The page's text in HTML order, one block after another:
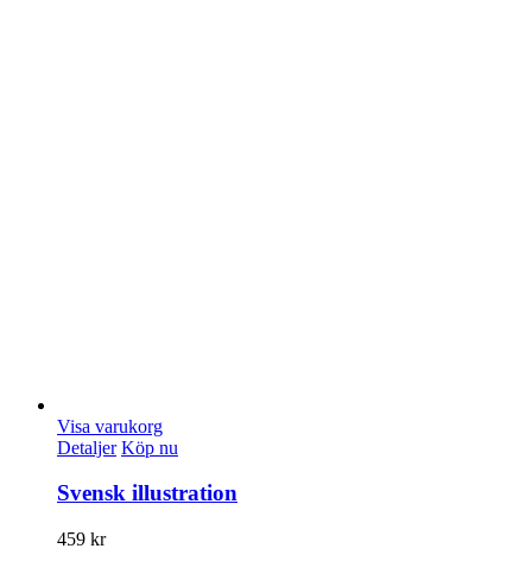
Visa varukorg
Detaljer Köp nu
Svensk illustration
459 kr